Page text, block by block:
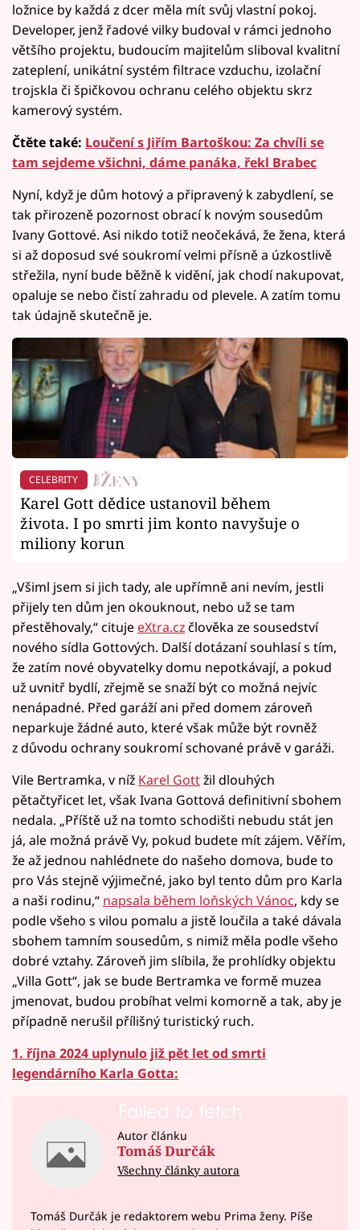
ložnice by každá z dcer měla mít svůj vlastní pokoj.
Developer, jenž řadové vilky budoval v rámci jednoho
většího projektu, budoucím majitelům sliboval kvalitní
zateplení, unikátní systém filtrace vzduchu, izolační
trojskla či špičkovou ochranu celého objektu skrz
kamerový systém.
Čtěte také: Loučení s Jiřím Bartoškou: Za chvíli se
tam sejdeme všichni, dáme panáka, řekl Brabec
Nyní, když je dům hotový a připravený k zabydlení, se
tak přirozeně pozornost obrací k novým sousedům
Ivany Gottové. Asi nikdo totiž neočekává, že žena, která
si až doposud své soukromí velmi přísně a úzkostlivě
střežila, nyní bude běžně k vidění, jak chodí nakupovat,
opaluje se nebo čistí zahradu od plevele. A zatím tomu
tak údajně skutečně je.
CELEBRITY
Karel Gott dědice ustanovil během
života. I po smrti jim konto navyšuje o
miliony korun
„Všiml jsem si jich tady, ale upřímně ani nevím, jestli
přijely ten dům jen okouknout, nebo už se tam
přestěhovaly,“ cituje eXtra.czčlověka ze sousedství
nového sídla Gottových. Další dotázaní souhlasí s tím,
že zatím nové obyvatelky domu nepotkávají, a pokud
už uvnitř bydlí, zřejmě se snaží být co možná nejvíc
nenápadné. Před garáží ani před domem zároveň
neparkuje žádné auto, které však může být rovněž
z důvodu ochrany soukromí schované právě v garáži.
Vile Bertramka, v níž Karel Gottžil dlouhých
pětačtyřicet let, však Ivana Gottová definitivní sbohem
nedala. „Příště už na tomto schodišti nebudu stát jen
já, ale možná právě Vy, pokud budete mít zájem. Věřím,
že až jednou nahlédnete do našeho domova, bude to
pro Vás stejně výjimečné, jako byl tento dům pro Karla
a naši rodinu,“ napsala během loňských Vánoc, kdy se
podle všeho s vilou pomalu a jistě loučila a také dávala
sbohem tamním sousedům, s nimiž měla podle všeho
dobré vztahy. Zároveň jim slíbila, že prohlídky objektu
„Villa Gott“, jak se bude Bertramka ve formě muzea
jmenovat, budou probíhat velmi komorně a tak, aby je
případně nerušil přílišný turistický ruch.
1. října 2024 uplynulo již pět let od smrti
legendárního Karla Gotta:
Failed to fetch
Autor článku
Tomáš Durčák
Všechny články autora
Tomáš Durčák je redaktorem webu Prima ženy. Píše